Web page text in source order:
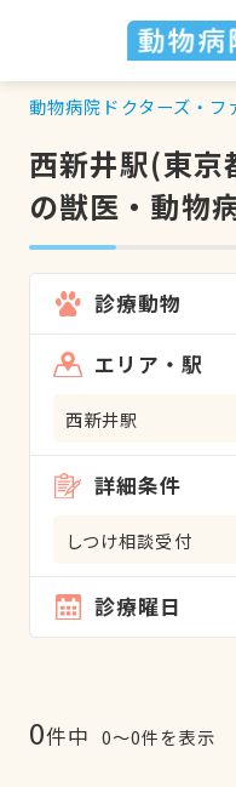
動物病院ドクターズ・フ
西新井駅(東京
の獣医・動物
診療動物
エリア・駅
西新井駅
詳細条件
しつけ相談受付
診療曜日
0件中 0〜0件を表示